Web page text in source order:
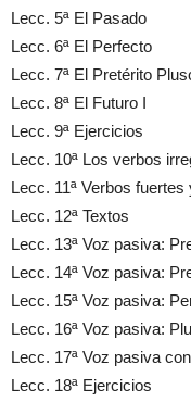
Lecc. 5ª El Pasado
Lecc. 6ª El Perfecto
Lecc. 7ª El Pretérito
Lecc. 8ª El Futuro I
Lecc. 9ª Ejercicios
Lecc. 10ª Los verbos
Lecc. 11ª Verbos fuertes
Lecc. 12ª Textos
Lecc. 13ª Voz pasiva:
Lecc. 14ª Voz pasiva:
Lecc. 15ª Voz pasiva:
Lecc. 16ª Voz pasiva:
Lecc. 17ª Voz pasiva
Lecc. 18ª Ejercicios